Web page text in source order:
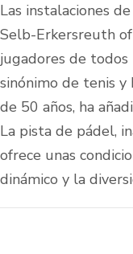
Las instalaciones
Selb-Erkersreuth
jugadores de todos
sinónimo de tenis y
de 50 años, ha
La pista de pádel,
ofrece unas
dinámico y la